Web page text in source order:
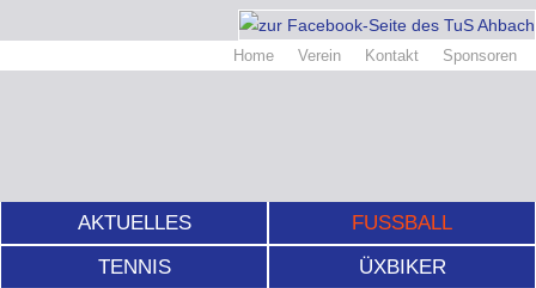
Home Verein Kontakt Sponsoren
AKTUELLES
FUSSBALL
TENNIS
ÜXBIKER